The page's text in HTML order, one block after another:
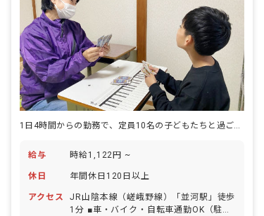
1日4時間からの勤務で、定員10名の子どもたちと過ごす時間に無理なく関われます。
給与 時給1,122円 ~
休日 年間休日120日以上
アクセス
JR山陰本線（嵯峨野線）「並河駅」徒歩
1分 ■車・バイク・自転車通勤OK（駐車